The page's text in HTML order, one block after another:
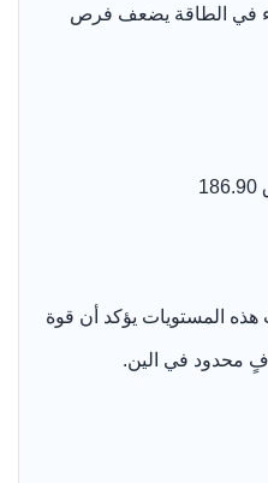
في الطاقة يضعف فرص
هذه المستويات يؤكد أن قوة
محدود في الين.